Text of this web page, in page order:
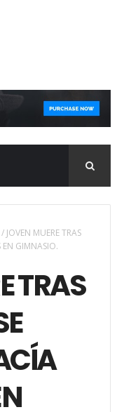
/ JOVEN MUERE TRAS
EN GIMNASIO.
TRAS